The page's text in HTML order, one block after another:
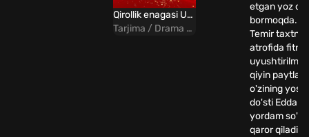
Qirollik enagasi Uzbek Tilida
Tarjima / Drama / Komediya / Melodrama
etgan yoz
bormoqda.
Temir
atrofida fitna
qiyin
o'zining
do'sti
yordam
qaror qiladi.